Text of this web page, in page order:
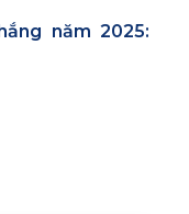
năm 2025: